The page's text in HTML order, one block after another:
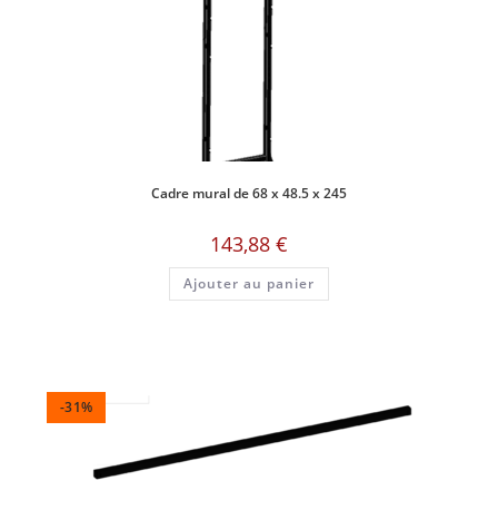
Cadre mural de 68 x 48.5 x 245
143,88 €
Ajouter au panier
-31%